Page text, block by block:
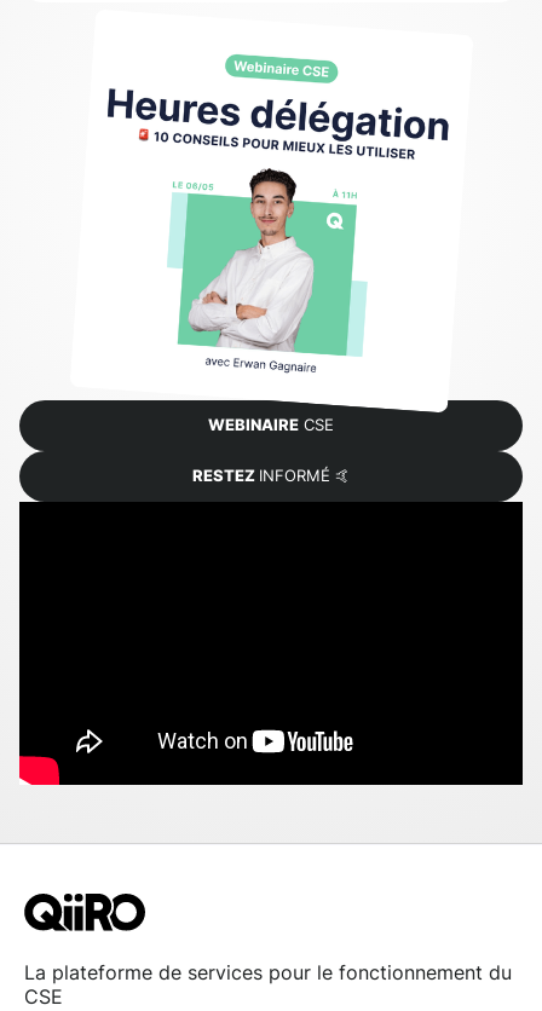
WEBINAIRE CSE
RESTEZ INFORMÉ 🤙
La plateforme de services pour le fonctionnement du
CSE